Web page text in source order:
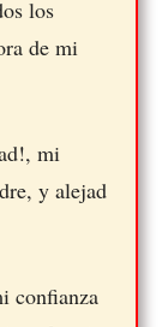
los
de mi
mi
y alejad
confianza